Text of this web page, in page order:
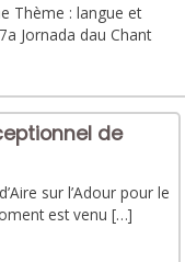
Thème : langue et
Jornada dau Chant
de
sur l’Adour pour le
est venu […]